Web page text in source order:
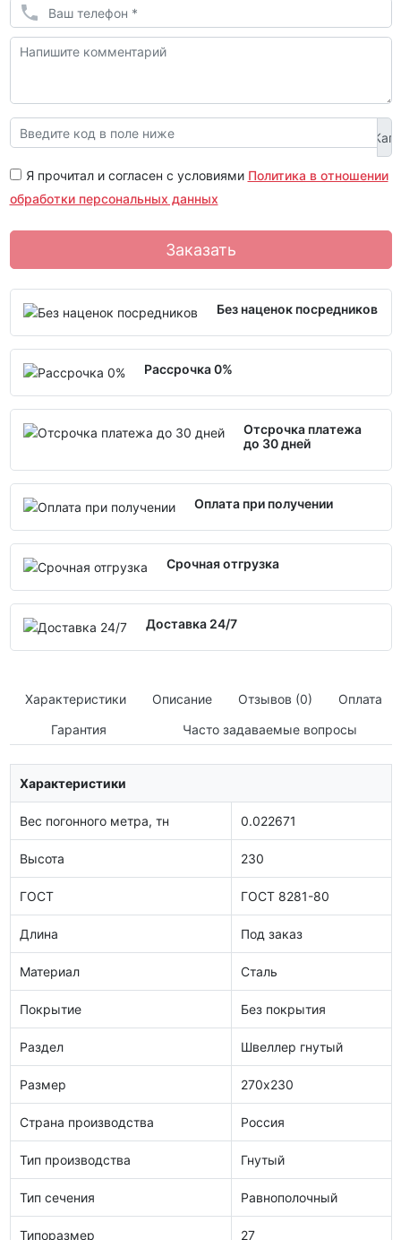
Я прочитал и согласен с условиями Политика в отношении
обработки персональных данных
Заказать
Без наценок посредников
Рассрочка 0%
Отсрочка платежа
до 30 дней
Оплата при получении
Срочная отгрузка
Доставка 24/7
Характеристики Описание Отзывов (0)
Оплата
Гарантия
Часто задаваемые вопросы
Характеристики
Вес погонного метра, тн 0.022671
Высота 230
ГОСТ ГОСТ 8281-80
Длина Под заказ
Материал Сталь
Покрытие Без покрытия
Раздел Швеллер гнутый
Размер 270х230
Страна производства Россия
Тип производства Гнутый
Тип сечения Равнополочный
Типоразмер 27